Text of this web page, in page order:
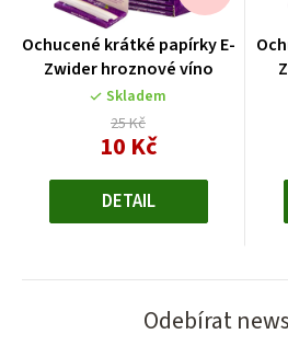
Ochucené krátké papírky E-
Zwider hroznové víno
Skladem
25 Kč
10 KčMěrná
DETAIL
Odebírat